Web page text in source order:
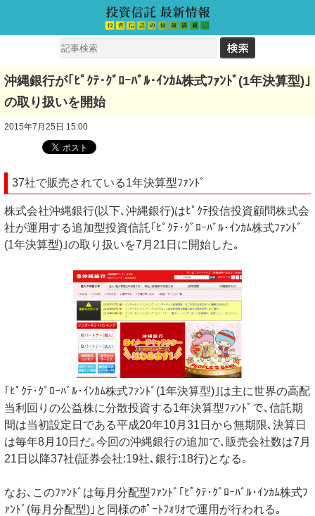
沖縄銀行が｢ﾋﾟｸﾃ･ｸﾞﾛｰﾊﾞﾙ･ｲﾝｶﾑ株式ﾌｧﾝﾄﾞ(1年決算型)｣
の取り扱いを開始
2015年7月25日 15:00
37社で販売されている1年決算型ﾌｧﾝﾄﾞ
株式会社沖縄銀行(以下､沖縄銀行)はﾋﾟｸﾃ投信投資顧問株式会
社が運用する追加型投資信託｢ﾋﾟｸﾃ･ｸﾞﾛｰﾊﾞﾙ･ｲﾝｶﾑ株式ﾌｧﾝﾄﾞ
(1年決算型)｣の取り扱いを7月21日に開始した｡
｢ﾋﾟｸﾃ･ｸﾞﾛｰﾊﾞﾙ･ｲﾝｶﾑ株式ﾌｧﾝﾄﾞ(1年決算型)｣は主に世界の高配
当利回りの公益株に分散投資する1年決算型ﾌｧﾝﾄﾞで､信託期
間は当初設定日である平成20年10月31日から無期限､決算日
は毎年8月10日だ｡今回の沖縄銀行の追加で､販売会社数は7月
21日以降37社(証券会社:19社､銀行:18行)となる｡
なお､このﾌｧﾝﾄﾞは毎月分配型ﾌｧﾝﾄﾞ｢ﾋﾟｸﾃ･ｸﾞﾛｰﾊﾞﾙ･ｲﾝｶﾑ株式ﾌ
ｧﾝﾄﾞ(毎月分配型)｣と同様のﾎﾟｰﾄﾌｫﾘｵで運用が行われる｡